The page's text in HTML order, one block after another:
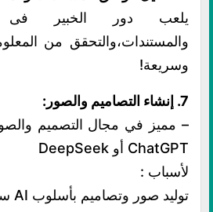
يلعب دور الخبير فى
والمستندات،والتحقق من
وسريعة!
7. إنشاء التصاميم والصور:
– مميز في مجال التصميم
ChatGPT أو DeepSeek
لأسباب :
توليد صور وتصاميم بأسلوب AI سينمائي فريد،